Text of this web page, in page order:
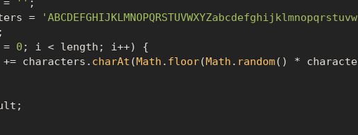
'' ;
=
'ABCDEFGHIJKLMNOPQRSTUVWXYZabcdefghijklmnopqrstuvw
;
0 ; i < length; i++) {
+= characters.
charAt (Math . floor(Math . random() * characte